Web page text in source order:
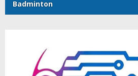
Badminton